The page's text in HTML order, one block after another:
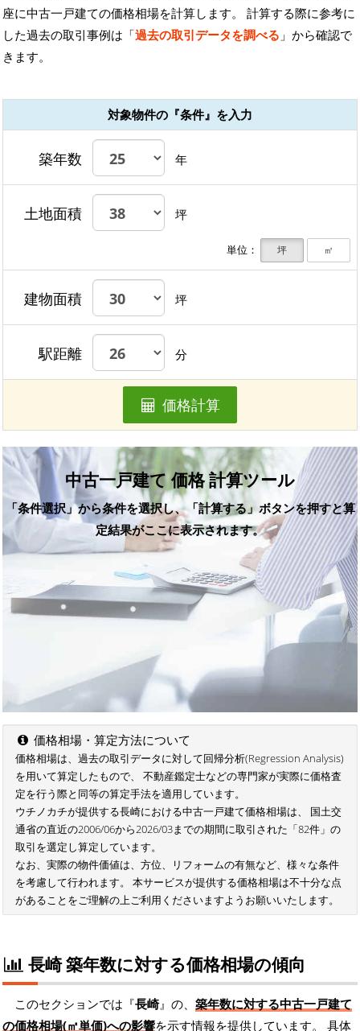
座に中古一戸建ての価格相場を計算します。 計算する際に参考に
した過去の取引事例は「過去の取引データを調べる 」から確認で
きます。
対象物件の『条件』を入力
築年数 年
土地面積 坪
単位： 坪 ㎡
建物面積 坪
駅距離 分
価格計算
中古一戸建て 価格 計算ツール
「条件選択」から条件を選択し、「計算する」ボタンを押すと算
定結果がここに表示されます。
価格相場・算定方法について
価格相場は、過去の取引データに対して回帰分析(Regression Analysis)
を用いて算定したもので、 不動産鑑定士などの専門家が実際に価格査
定を行う際と同等の算定手法を適用しています。
ウチノカチが提供する長崎における中古一戸建て価格相場は、 国土交
通省の直近の2006/06から2026/03までの期間に取引された「82件」の
取引を選定し算定しています。
なお、実際の物件価値は、方位、リフォームの有無など、様々な条件
を考慮して行われます。 本サービスが提供する価格相場は不十分な点
があることをご理解の上ご利用くださいますようお願いいたします。
長崎 築年数に対する価格相場の傾向
このセクションでは『長崎』の、 築年数に対する中古一戸建て
の価格相場(㎡単価)への影響を示す情報を提供しています。 具体